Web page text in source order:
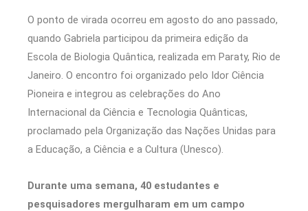
O ponto de virada ocorreu em agosto do ano passado,
quando Gabriela participou da primeira edição da
Escola de Biologia Quântica, realizada em Paraty, Rio de
Janeiro. O encontro foi organizado pelo Idor Ciência
Pioneira e integrou as celebrações do Ano
Internacional da Ciência e Tecnologia Quânticas,
proclamado pela Organização das Nações Unidas para
a Educação, a Ciência e a Cultura (Unesco).
Durante uma semana, 40 estudantes e
pesquisadores mergulharam em um campo